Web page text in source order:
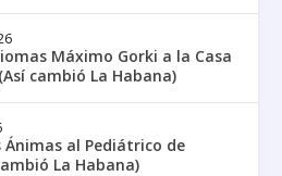
Máximo Gorki a la Casa
cambió La Habana)
Ánimas al Pediátrico de
La Habana)